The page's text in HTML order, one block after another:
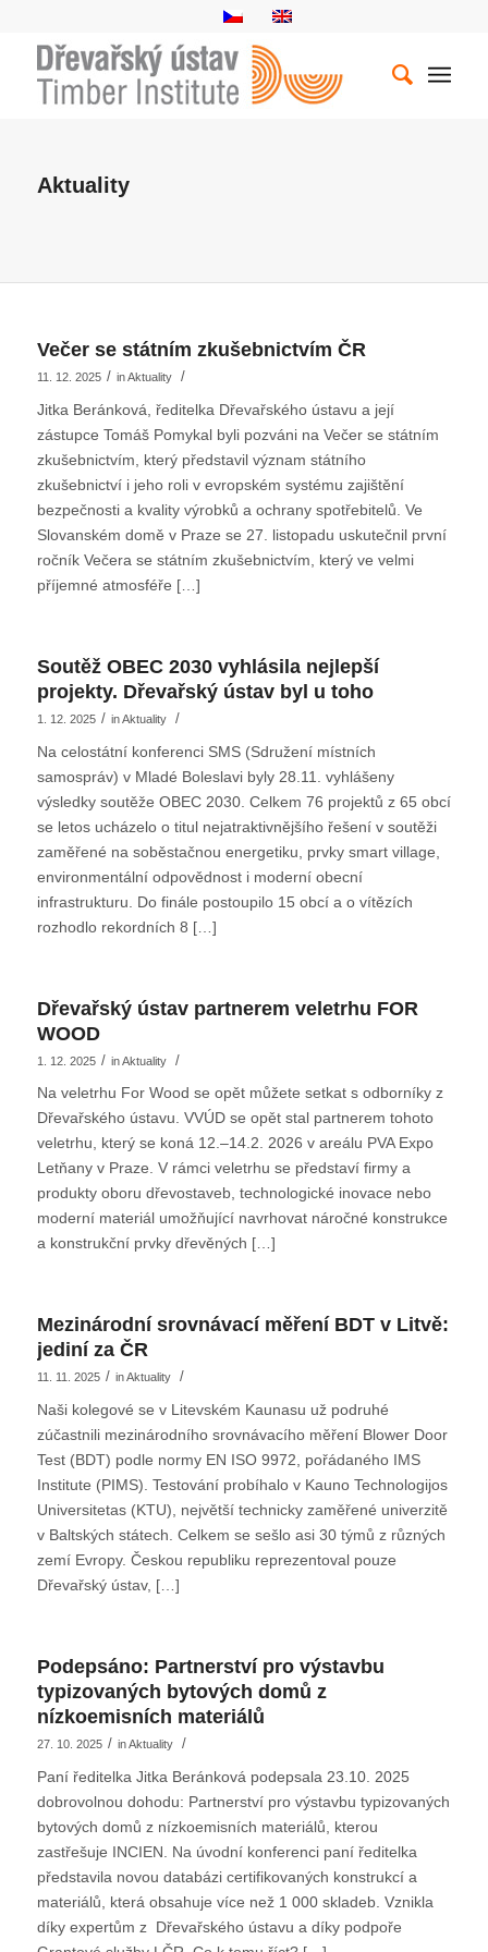
Aktuality
Večer se státním zkušebnictvím ČR
11. 12. 2025 / inAktuality /
Jitka Beránková, ředitelka Dřevařského ústavu a její
zástupce Tomáš Pomykal byli pozváni na Večer se státním
zkušebnictvím, který představil význam státního
zkušebnictví i jeho roli v evropském systému zajištění
bezpečnosti a kvality výrobků a ochrany spotřebitelů. Ve
Slovanském domě v Praze se 27. listopadu uskutečnil první
ročník Večera se státním zkušebnictvím, který ve velmi
příjemné atmosféře […]
Soutěž OBEC 2030 vyhlásila nejlepší
projekty. Dřevařský ústav byl u toho
1. 12. 2025 / inAktuality /
Na celostátní konferenci SMS (Sdružení místních
samospráv) v Mladé Boleslavi byly 28.11. vyhlášeny
výsledky soutěže OBEC 2030. Celkem 76 projektů z 65 obcí
se letos ucházelo o titul nejatraktivnějšího řešení v soutěži
zaměřené na soběstačnou energetiku, prvky smart village,
environmentální odpovědnost i moderní obecní
infrastrukturu. Do finále postoupilo 15 obcí a o vítězích
rozhodlo rekordních 8 […]
Dřevařský ústav partnerem veletrhu FOR
WOOD
1. 12. 2025 / inAktuality /
Na veletrhu For Wood se opět můžete setkat s odborníky z
Dřevařského ústavu. VVÚD se opět stal partnerem tohoto
veletrhu, který se koná 12.–14.2. 2026 v areálu PVA Expo
Letňany v Praze. V rámci veletrhu se představí firmy a
produkty oboru dřevostaveb, technologické inovace nebo
moderní materiál umožňující navrhovat náročné konstrukce
a konstrukční prvky dřevěných […]
Mezinárodní srovnávací měření BDT v Litvě:
jediní za ČR
11. 11. 2025 / inAktuality /
Naši kolegové se v Litevském Kaunasu už podruhé
zúčastnili mezinárodního srovnávacího měření Blower Door
Test (BDT) podle normy EN ISO 9972, pořádaného IMS
Institute (PIMS). Testování probíhalo v Kauno Technologijos
Universitetas (KTU), největší technicky zaměřené univerzitě
v Baltských státech. Celkem se sešlo asi 30 týmů z různých
zemí Evropy. Českou republiku reprezentoval pouze
Dřevařský ústav, […]
Podepsáno: Partnerství pro výstavbu
typizovaných bytových domů z
nízkoemisních materiálů
27. 10. 2025 / inAktuality /
Paní ředitelka Jitka Beránková podepsala 23.10. 2025
dobrovolnou dohodu: Partnerství pro výstavbu typizovaných
bytových domů z nízkoemisních materiálů, kterou
zastřešuje INCIEN. Na úvodní konferenci paní ředitelka
představila novou databázi certifikovaných konstrukcí a
materiálů, která obsahuje více než 1 000 skladeb. Vznikla
díky expertům z Dřevařského ústavu a díky podpoře